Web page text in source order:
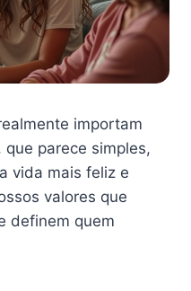
importam
que parece simples,
vida mais feliz e
valores que
definem quem